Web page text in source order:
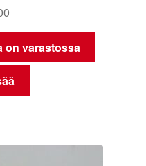
on varastossa